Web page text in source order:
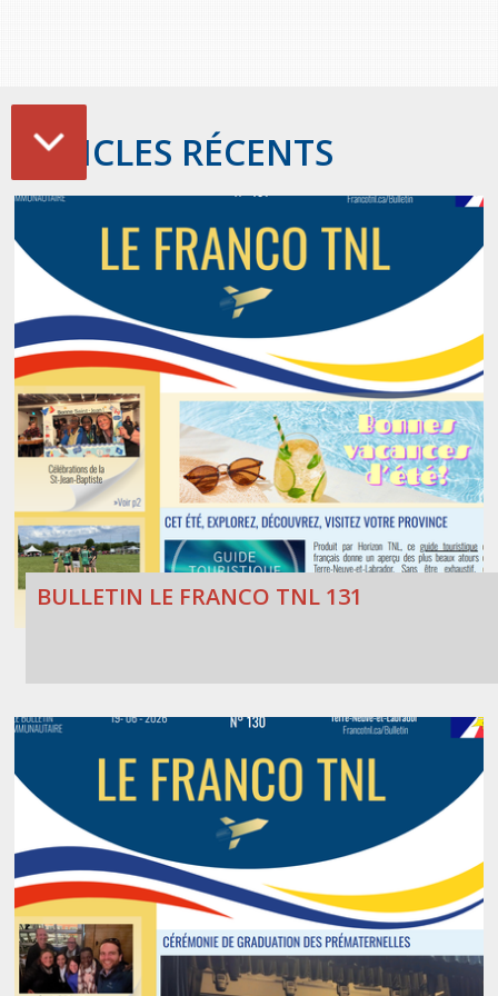
ARTICLES RÉCENTS
BULLETIN LE FRANCO TNL 131